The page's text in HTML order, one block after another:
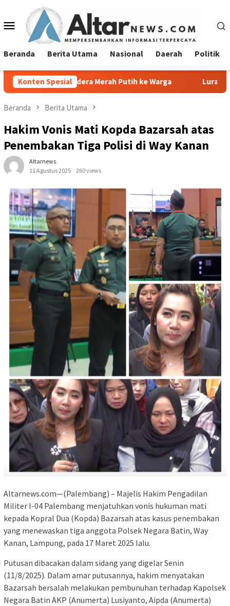
konten Menu
Mobile
Beranda Berita Utama Nasional Daerah Politik
Konten Spesial
Merah Putih ke Warga Lurah Tanjung Agung Raya
Beranda Berita Utama
Hakim Vonis Mati Kopda Bazarsah atas
Penembakan Tiga Polisi di Way Kanan
Altarnews
11 Agustus 2025
260 views
Altarnews.com—(Palembang) – Majelis Hakim Pengadilan
Militer I-04 Palembang menjatuhkan vonis hukuman mati
kepada Kopral Dua (Kopda) Bazarsah atas kasus penembakan
yang menewaskan tiga anggota Polsek Negara Batin, Way
Kanan, Lampung, pada 17 Maret 2025 lalu.
Putusan dibacakan dalam sidang yang digelar Senin
(11/8/2025). Dalam amar putusannya, hakim menyatakan
Bazarsah bersalah melakukan pembunuhan terhadap Kapolsek
Negara Batin AKP (Anumerta) Lusiyanto, Aipda (Anumerta)